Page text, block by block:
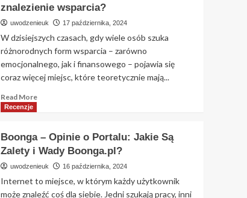
Nowatorski
Portal
Randkowy,
Który
Odwraca
Role
znalezienie wsparcia?
uwodzenieuk 17 października, 2024
W dzisiejszych czasach, gdy wiele osób szuka
różnorodnych form wsparcia – zarówno
emocjonalnego, jak i finansowego – pojawia się
coraz więcej miejsc, które teoretycznie mają...
Read MoreRead
szukam
–
czy
to
Recenzje
Boonga – Opinie o Portalu: Jakie Są
Zalety i Wady Boonga.pl?
uwodzenieuk 16 października, 2024
Internet to miejsce, w którym każdy użytkownik
może znaleźć coś dla siebie. Jedni szukają pracy, inni